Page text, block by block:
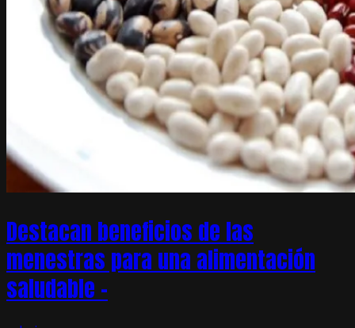
Destacan beneficios de las
menestras para una alimentación
saludable –